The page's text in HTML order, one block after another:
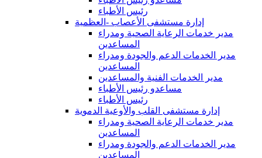
رئيس الأطباء
إدارة مستشفى الأعصاب -العظمية
مدير خدمات الرعاية الصحية ومدراء
المساعدين
مدير الخدمات الدعم والجودة ومدراء
المساعدين
مدير الخدمات الفنية والمساعدين
مساعدو رئيس الأطباء
رئيس الأطباء
إدارة مستشفى القلب والأوعية الدموية
مدير خدمات الرعاية الصحية ومدراء
المساعدين
مدير الخدمات الدعم والجودة ومدراء
المساعدين